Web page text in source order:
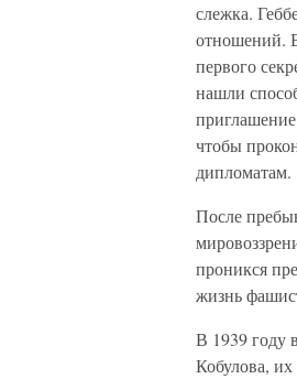
слежка.
отношений.
первого
нашли
чтобы
дипломатам.
После
проникся
жизнь
В 1939 году
Кобулова,